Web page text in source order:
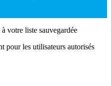
votre liste sauvegardée
pour les utilisateurs autorisés